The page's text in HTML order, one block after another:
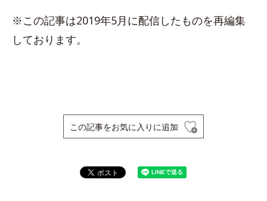
※この記事は2019年5月に配信したものを再編集
しております。
この記事をお気に入りに追加